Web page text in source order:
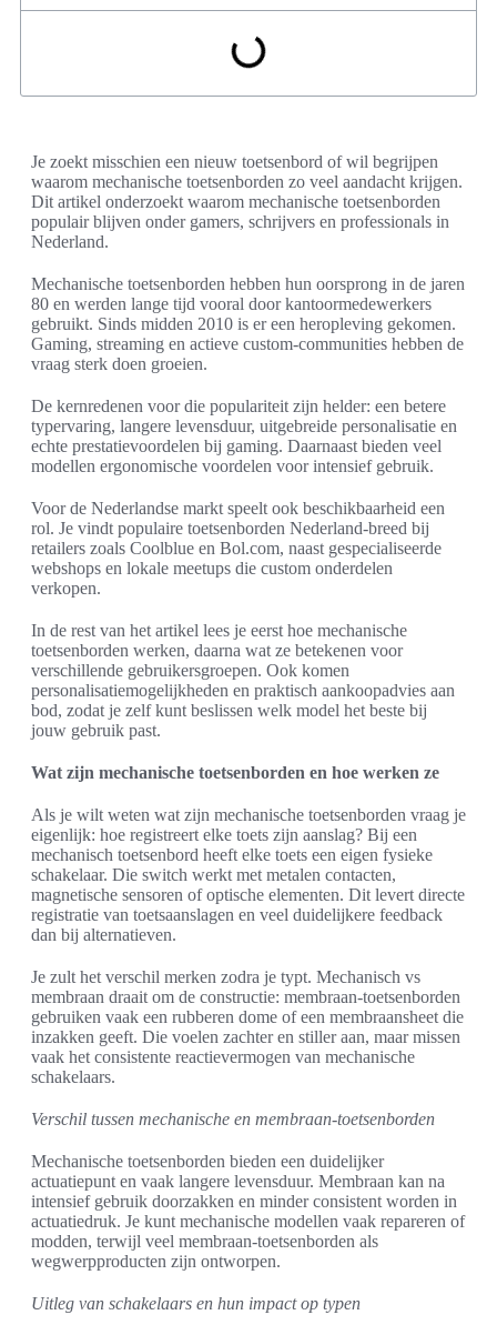
Je zoekt misschien een nieuw toetsenbord of wil begrijpen
waarom mechanische toetsenborden zo veel aandacht krijgen.
Dit artikel onderzoekt waarom mechanische toetsenborden
populair blijven onder gamers, schrijvers en professionals in
Nederland.
Mechanische toetsenborden hebben hun oorsprong in de jaren
80 en werden lange tijd vooral door kantoormedewerkers
gebruikt. Sinds midden 2010 is er een heropleving gekomen.
Gaming, streaming en actieve custom-communities hebben de
vraag sterk doen groeien.
De kernredenen voor die populariteit zijn helder: een betere
typervaring, langere levensduur, uitgebreide personalisatie en
echte prestatievoordelen bij gaming. Daarnaast bieden veel
modellen ergonomische voordelen voor intensief gebruik.
Voor de Nederlandse markt speelt ook beschikbaarheid een
rol. Je vindt populaire toetsenborden Nederland-breed bij
retailers zoals Coolblue en Bol.com, naast gespecialiseerde
webshops en lokale meetups die custom onderdelen
verkopen.
In de rest van het artikel lees je eerst hoe mechanische
toetsenborden werken, daarna wat ze betekenen voor
verschillende gebruikersgroepen. Ook komen
personalisatiemogelijkheden en praktisch aankoopadvies aan
bod, zodat je zelf kunt beslissen welk model het beste bij
jouw gebruik past.
Wat zijn mechanische toetsenborden en hoe werken ze
Als je wilt weten wat zijn mechanische toetsenborden vraag je
eigenlijk: hoe registreert elke toets zijn aanslag? Bij een
mechanisch toetsenbord heeft elke toets een eigen fysieke
schakelaar. Die switch werkt met metalen contacten,
magnetische sensoren of optische elementen. Dit levert directe
registratie van toetsaanslagen en veel duidelijkere feedback
dan bij alternatieven.
Je zult het verschil merken zodra je typt. Mechanisch vs
membraan draait om de constructie: membraan-toetsenborden
gebruiken vaak een rubberen dome of een membraansheet die
inzakken geeft. Die voelen zachter en stiller aan, maar missen
vaak het consistente reactievermogen van mechanische
schakelaars.
Verschil tussen mechanische en membraan-toetsenborden
Mechanische toetsenborden bieden een duidelijker
actuatiepunt en vaak langere levensduur. Membraan kan na
intensief gebruik doorzakken en minder consistent worden in
actuatiedruk. Je kunt mechanische modellen vaak repareren of
modden, terwijl veel membraan-toetsenborden als
wegwerpproducten zijn ontworpen.
Uitleg van schakelaars en hun impact op typen